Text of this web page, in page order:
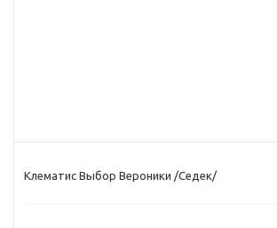
Клематис Выбор Вероники /Седек/